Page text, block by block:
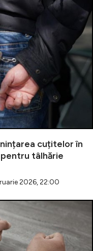
cuțitelor în
tâlhărie
2026, 22:00